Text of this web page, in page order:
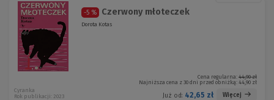
-5 % Czerwony młoteczek
Dorota Kotas
Cena regularna: 44,90 zł
Najniższa cena z 30 dni przed obniżką: 44,90 zł
Już od: 42,65 zł Więcej
Cyranka
Rok publikacji: 2023